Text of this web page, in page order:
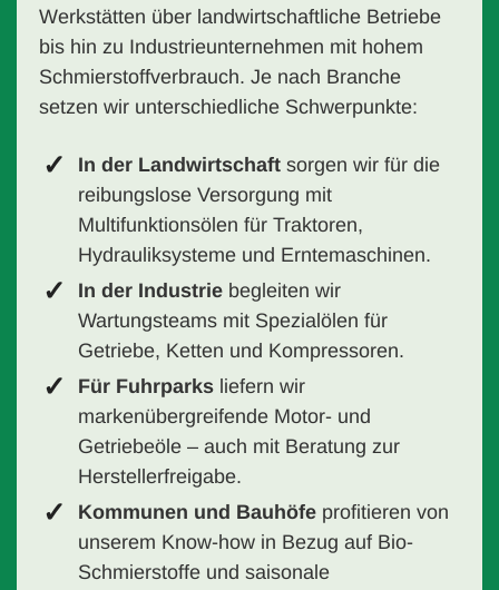
Werkstätten über landwirtschaftliche Betriebe
bis hin zu Industrieunternehmen mit hohem
Schmierstoffverbrauch. Je nach Branche
setzen wir unterschiedliche Schwerpunkte:
In der Landwirtschaft sorgen wir für die
reibungslose Versorgung mit
Multifunktionsölen für Traktoren,
Hydrauliksysteme und Erntemaschinen.
In der Industrie begleiten wir
Wartungsteams mit Spezialölen für
Getriebe, Ketten und Kompressoren.
Für Fuhrparks liefern wir
markenübergreifende Motor- und
Getriebeöle – auch mit Beratung zur
Herstellerfreigabe.
Kommunen und Bauhöfe profitieren von
unserem Know-how in Bezug auf Bio-
Schmierstoffe und saisonale